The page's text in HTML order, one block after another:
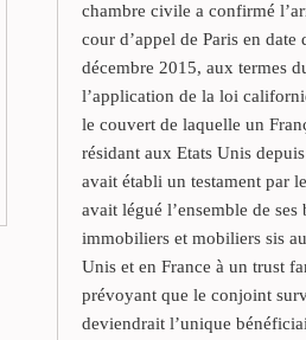
chambre civile a confirmé
cour d’appel de Paris en date
décembre 2015, aux termes
l’application de la loi
le couvert de laquelle un
résidant aux Etats Unis
avait établi un testament par
avait légué l’ensemble de ses
immobiliers et mobiliers sis
Unis et en France à un trust
prévoyant que le conjoint
deviendrait l’unique